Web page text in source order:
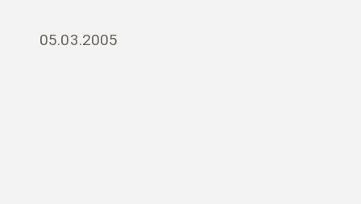
05.03.2005